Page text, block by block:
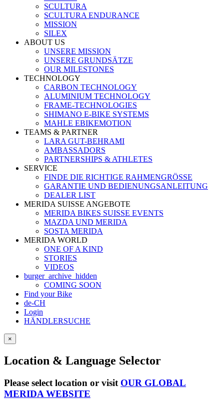
SCULTURA
SCULTURA ENDURANCE
MISSION
SILEX
ABOUT US
UNSERE MISSION
UNSERE GRUNDSÄTZE
OUR MILESTONES
TECHNOLOGY
CARBON TECHNOLOGY
ALUMINIUM TECHNOLOGY
FRAME-TECHNOLOGIES
SHIMANO E-BIKE SYSTEMS
MAHLE EBIKEMOTION
TEAMS & PARTNER
LARA GUT-BEHRAMI
AMBASSADORS
PARTNERSHIPS & ATHLETES
SERVICE
FINDE DIE RICHTIGE RAHMENGRÖSSE
GARANTIE UND BEDIENUNGSANLEITUNG
DEALER LIST
MERIDA SUISSE ANGEBOTE
MERIDA BIKES SUISSE EVENTS
MAZDA UND MERIDA
SOSTA MERIDA
MERIDA WORLD
ONE OF A KIND
STORIES
VIDEOS
burger_archive_hidden
COMING SOON
Find your Bike
de-CH
Login
HÄNDLERSUCHE
×
Location & Language Selector
Please select location or visit OUR GLOBAL
MERIDA WEBSITE